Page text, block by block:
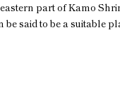
part of Kamo
said to be a suitable